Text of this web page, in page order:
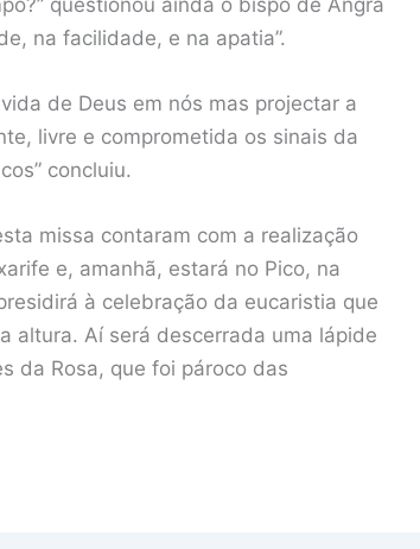
na facilidade, e na apatia”.
de Deus em nós mas projectar a
livre e comprometida os sinais da
concluiu.
missa contaram com a realização
e, amanhã, estará no Pico, na
à celebração da eucaristia que
altura. Aí será descerrada uma lápide
da Rosa, que foi pároco das